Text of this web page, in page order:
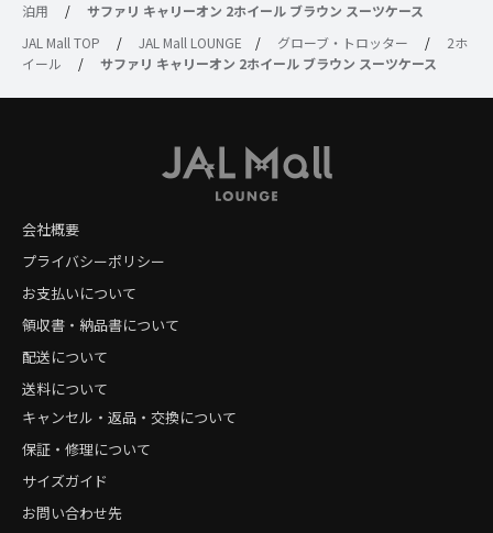
泊用
/
サファリ キャリーオン 2ホイール ブラウン スーツケース
JAL Mall TOP
/ JAL Mall LOUNGE / グローブ・トロッター /
2ホ
イール
/ サファリ キャリーオン 2ホイール ブラウン スーツケース
会社概要
プライバシーポリシー
お支払いについて
領収書・納品書について
配送について
送料について
キャンセル・返品・交換について
保証・修理について
サイズガイド
お問い合わせ先